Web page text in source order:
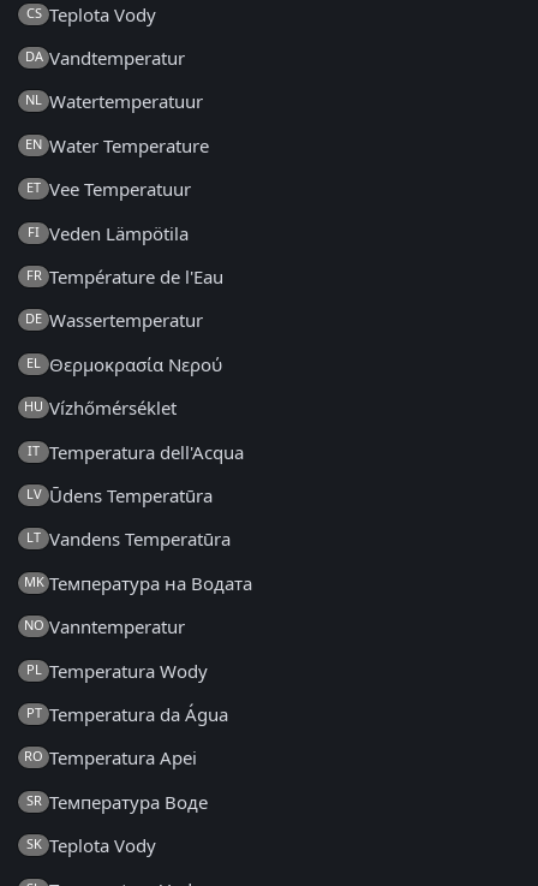
CS Teplota Vody
DA Vandtemperatur
NL Watertemperatuur
EN Water Temperature
ET Vee Temperatuur
FI Veden Lämpötila
FR Température de l'Eau
DE Wassertemperatur
EL Θερμοκρασία Νερού
HU Vízhőmérséklet
IT Temperatura dell'Acqua
LV Ūdens Temperatūra
LT Vandens Temperatūra
MK Температура на Водата
NO Vanntemperatur
PL Temperatura Wody
PT Temperatura da Água
RO Temperatura Apei
SR Температура Воде
SK Teplota Vody